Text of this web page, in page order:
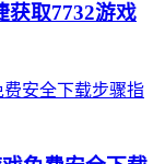
获取7732游戏